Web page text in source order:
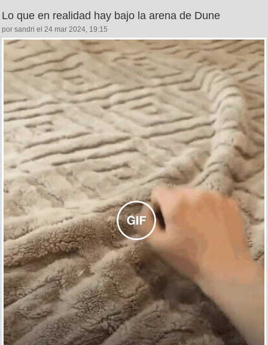
Lo que en realidad hay bajo la arena de Dune
por sandri el 24 mar 2024, 19:15